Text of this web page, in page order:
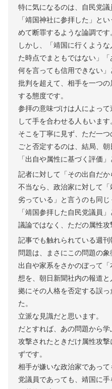
特に気になるのは、自民党議
「靖国神社に参拝した」と
めて断罪するような論調です
しかし、「靖国に行くよう
た時点でまともではない」
何を言っても信用できない
批判を超えて、相手を一つ
する態度です。
参拝の意味づけは人によっ
して手を合わせる人もいます
そこを丁寧に見ず、ただ一
ごと否定するのは、結局、
「出自や属性に基づく評価
記者に対して「その出自だ
不当なら、政治家に対して
劣っている」と言うのも同じ
「靖国参拝した自民党議員
議論ではなく、ただの属性攻
記事でも触れられている週
問題は、まさにこの問題の象
出自や家系をさかのぼって
想を、朝日新聞社内の報道
拠にその人格を否定する誤
た。
立派な見識だと思います。
だとすれば、あの問題から
攻撃されたときだけ属性攻
ずです。
相手が嫌いな政治家であっ
党議員であっても、靖国に